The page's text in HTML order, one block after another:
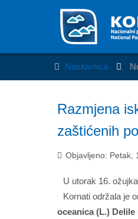
Naslovnica
Razmjena
zaštićenih
Objavljeno: Petak,
U utorak 16.
Kornati održala je
oceanica (L.)